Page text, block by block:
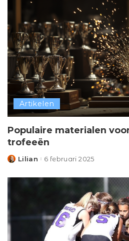
Artikelen
Populaire materialen
trofeeën
Posted
Lilian 6 februari 2025